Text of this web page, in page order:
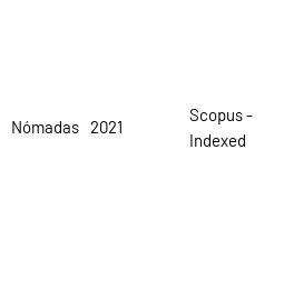
Nómadas 2021
Scopus -
Indexed